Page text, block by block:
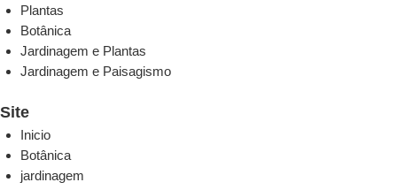
Plantas
Botânica
Jardinagem e Plantas
Jardinagem e Paisagismo
Site
Inicio
Botânica
jardinagem